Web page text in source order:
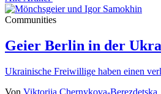
Communities
Geier Berlin in der
Ukrainische Freiwillige haben einen
Von Viktoriia Chernykova-Berezdetska